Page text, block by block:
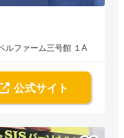
ルファーム三号館 １A
公式サイト